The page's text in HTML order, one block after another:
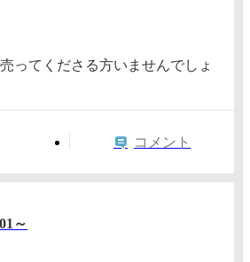
ってくださる方いませんでしょ
コメント
～